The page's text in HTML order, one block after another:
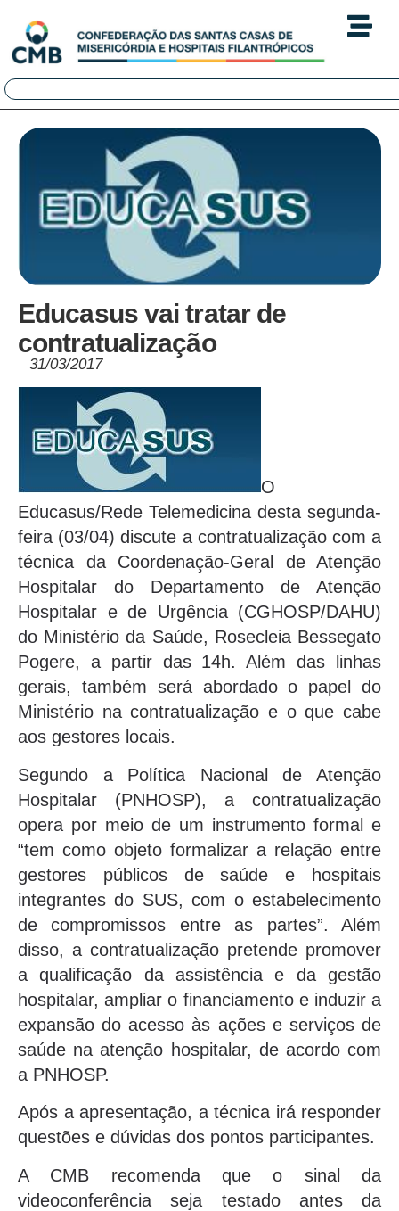
Educasus vai tratar de
contratualização
31/03/2017
O
Educasus/Rede Telemedicina desta segunda-
feira (03/04) discute a contratualização com a
técnica da Coordenação-Geral de Atenção
Hospitalar do Departamento de Atenção
Hospitalar e de Urgência (CGHOSP/DAHU)
do Ministério da Saúde, Rosecleia Bessegato
Pogere, a partir das 14h. Além das linhas
gerais, também será abordado o papel do
Ministério na contratualização e o que cabe
aos gestores locais.
Segundo a Política Nacional de Atenção
Hospitalar (PNHOSP), a contratualização
opera por meio de um instrumento formal e
“tem como objeto formalizar a relação entre
gestores públicos de saúde e hospitais
integrantes do SUS, com o estabelecimento
de compromissos entre as partes”. Além
disso, a contratualização pretende promover
a qualificação da assistência e da gestão
hospitalar, ampliar o financiamento e induzir a
expansão do acesso às ações e serviços de
saúde na atenção hospitalar, de acordo com
a PNHOSP.
Após a apresentação, a técnica irá responder
questões e dúvidas dos pontos participantes.
A CMB recomenda que o sinal da
videoconferência seja testado antes da